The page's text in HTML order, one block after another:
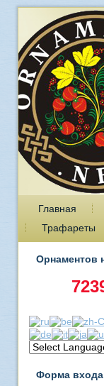
Главная
Трафареты
Орнаментов
Форма входа